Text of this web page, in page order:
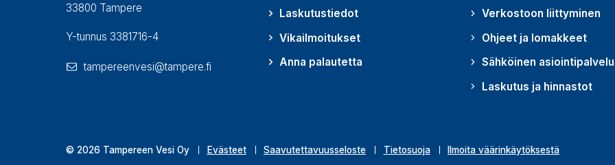
33800 Tampere
Y-tunnus 3381716-4
tampereenvesi@tampere.fi
Laskutustiedot
Vikailmoitukset
Anna palautetta
(Avautuu uudessa ikkunassa)
Verkostoon liittyminen
Ohjeet ja lomakkeet
Sähköinen asiointipalvelu
Laskutus ja hinnastot
© 2026 Tampereen Vesi Oy Evästeet Saavutettavuusseloste Tietosuoja Ilmoita väärinkäytöksestä